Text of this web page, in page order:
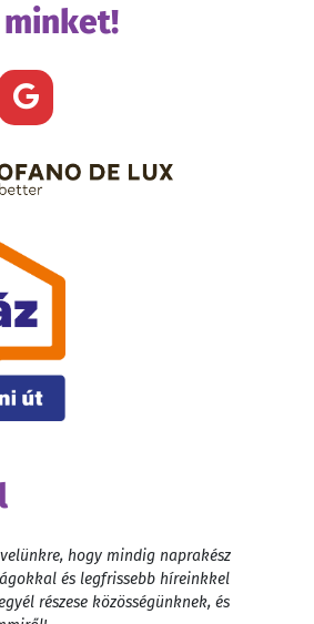
hogy mindig naprakész
és legfrissebb híreinkkel
részese közösségünknek, és